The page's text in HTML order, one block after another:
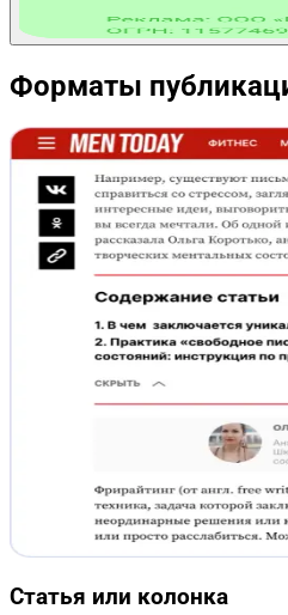
Форматы
Статья или колонка